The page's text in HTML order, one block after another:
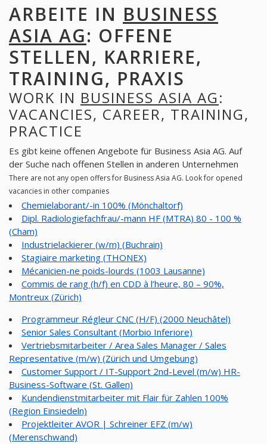
ARBEITE IN BUSINESS
ASIA AG: OFFENE
STELLEN, KARRIERE,
TRAINING, PRAXIS
WORK IN BUSINESS ASIA AG:
VACANCIES, CAREER, TRAINING,
PRACTICE
Es gibt keine offenen Angebote für Business Asia AG. Auf
der Suche nach offenen Stellen in anderen Unternehmen
There are not any open offers for Business Asia AG. Look for opened
vacancies in other companies
Chemielaborant/-in 100% (Mönchaltorf)
Dipl. Radiologiefachfrau/-mann HF (MTRA) 80 - 100 %
(Cham)
Industrielackierer (w/m) (Buchrain)
Stagiaire marketing (THONEX)
Mécanicien-ne poids-lourds (1003 Lausanne)
Commis de rang (h/f) en CDD à l’heure, 80 – 90%,
Montreux (Zürich)
Programmeur Régleur CNC (H/F) (2000 Neuchâtel)
Senior Sales Consultant (Morbio Inferiore)
Vertriebsmitarbeiter / Area Sales Manager / Sales
Representative (m/w) (Zürich und Umgebung)
Customer Support / IT-Support 2nd-Level (m/w) HR-
Business-Software (St. Gallen)
Kundendienstmitarbeiter mit Flair für Zahlen 100%
(Region Einsiedeln)
Projektleiter AVOR | Schreiner EFZ (m/w)
(Merenschwand)